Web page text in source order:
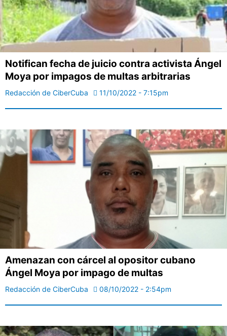
Notifican fecha de juicio contra activista Ángel
Moya por impagos de multas arbitrarias
Redacción de CiberCuba 11/10/2022 - 7:15pm
Amenazan con cárcel al opositor cubano
Ángel Moya por impago de multas
Redacción de CiberCuba 08/10/2022 - 2:54pm